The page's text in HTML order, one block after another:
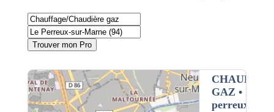
Trouver mon Pro
GAZ •
perreux-sur-